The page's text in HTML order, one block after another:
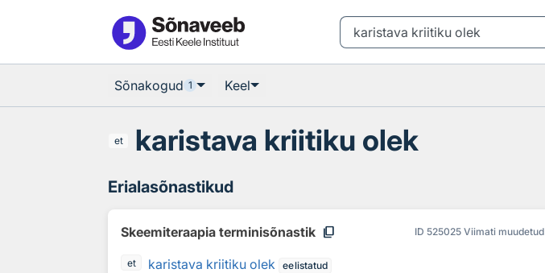
Sõnakogud 1 Keel
et karistava kriitiku olek
Erialasõnastikud
Skeemiteraapia terminisõnastik content_copy ID 525025 Viimati muudetud
et karistava kriitiku olek eelistatud